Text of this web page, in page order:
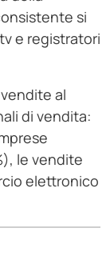
si
e registratori
al
di vendita:
le vendite
elettronico